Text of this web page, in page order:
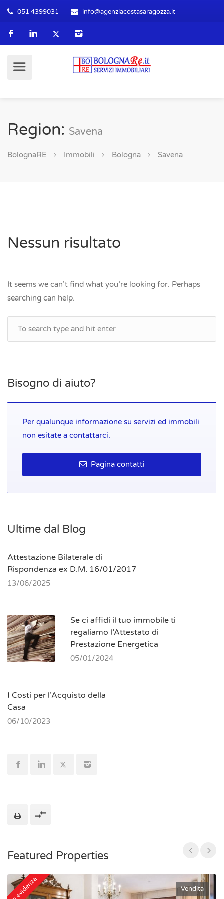
051 4399031 info@agenziacostasaragozza.it
Region: Savena
BolognaRE Immobili Bologna Savena
Nessun risultato
It seems we can’t find what you’re looking for. Perhaps
searching can help.
Bisogno di aiuto?
Per qualunque informazione su servizi ed immobili
non esitate a contattarci.
Pagina contatti
Ultime dal Blog
Attestazione Bilaterale di
Rispondenza ex D.M. 16/01/2017
13/06/2025
Se ci affidi il tuo immobile ti
regaliamo l’Attestato di
Prestazione Energetica
05/01/2024
I Costi per l’Acquisto della
Casa
06/10/2023
Featured Properties
In evidenza Vendita